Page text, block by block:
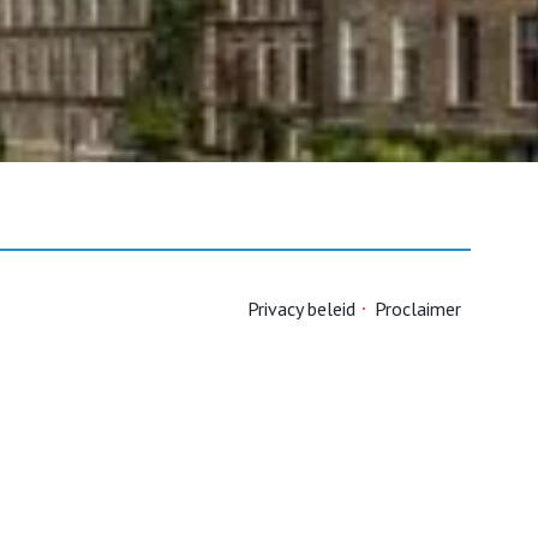
Privacy beleid Proclaimer